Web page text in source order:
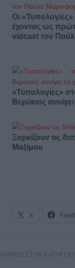
Οι
έχοντας ως
vidcast τον
«Τυπολογίες»
Βερύκιος
Ξορκίζουν τις
Μαξίμου
X
ΑΝΗΚΕΙ ΣΤΗΝ